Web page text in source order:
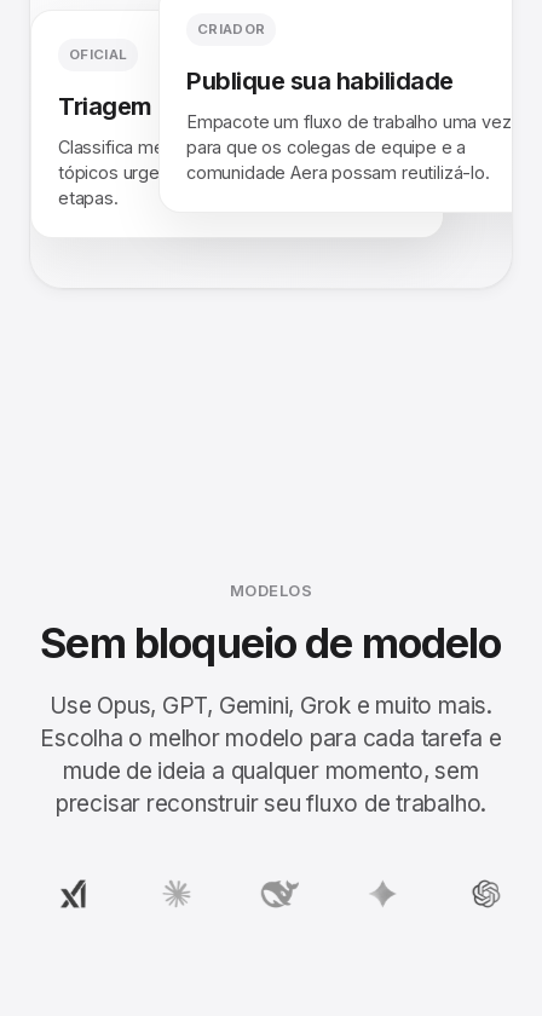
OFICIAL
Triagem da caixa de entrada
Classifica mensagens não lidas, sinaliza
tópicos urgentes e rascunha as próximas
etapas.
CRIADOR
Publique sua habilidade
Empacote um fluxo de trabalho uma vez
para que os colegas de equipe e a
comunidade Aera possam reutilizá-lo.
MODELOS
Sem bloqueio de modelo
Use Opus, GPT, Gemini, Grok e muito mais.
Escolha o melhor modelo para cada tarefa e
mude de ideia a qualquer momento, sem
precisar reconstruir seu fluxo de trabalho.